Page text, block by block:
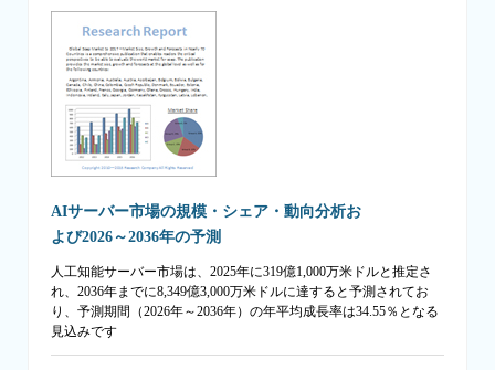
AIサーバー市場の規模・シェア・動向分析お
よび2026～2036年の予測
人工知能サーバー市場は、2025年に319億1,000万米ドルと推定さ
れ、2036年までに8,349億3,000万米ドルに達すると予測されてお
り、予測期間（2026年～2036年）の年平均成長率は34.55％となる
見込みです